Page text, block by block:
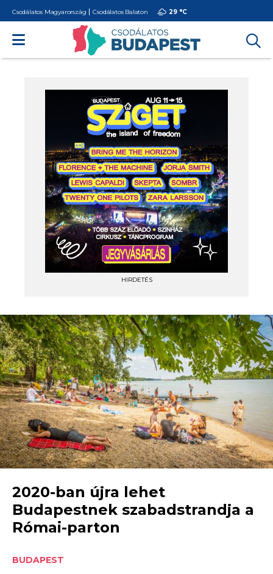
Csodálatos Magyarország Csodálatos Balaton 29 °C
HIRDETÉS
2020-ban újra lehet
Budapestnek szabadstrandja a
Római-parton
BUDAPEST